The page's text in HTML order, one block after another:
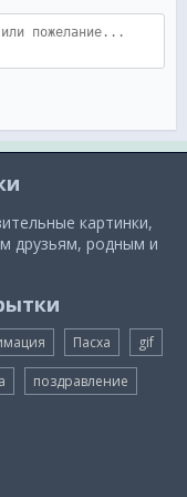
картинки,
друзьям, родным и
Пасха gif
поздравление